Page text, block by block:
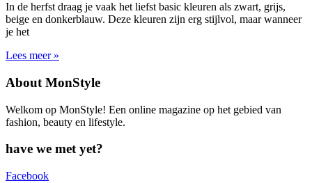
In de herfst draag je vaak het liefst basic kleuren als zwart, grijs,
beige en donkerblauw. Deze kleuren zijn erg stijlvol, maar wanneer
je het
Lees meer »
About MonStyle
Welkom op MonStyle! Een online magazine op het gebied van
fashion, beauty en lifestyle.
have we met yet?
Facebook